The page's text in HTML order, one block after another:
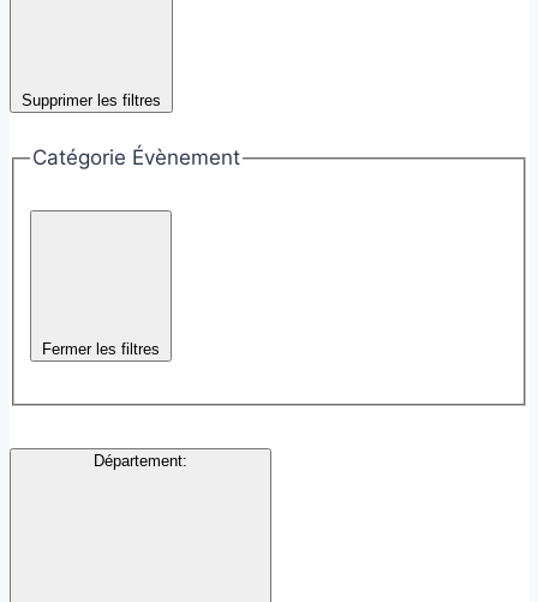
Supprimer les filtres
Catégorie Évènement
Fermer les filtres
Département: